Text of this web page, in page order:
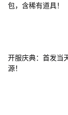
包，含稀有道具！
开服庆典：首发当
源！